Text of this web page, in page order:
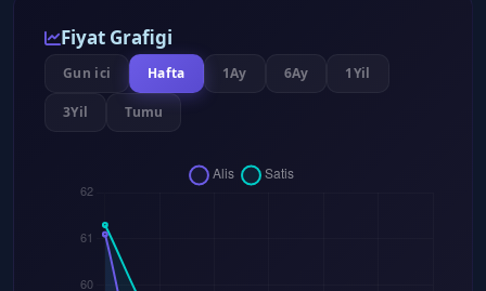
Fiyat Grafigi
Gun ici Hafta 1Ay 6Ay 1Yil
3Yil Tumu